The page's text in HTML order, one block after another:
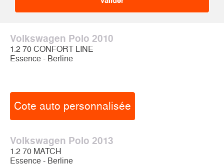
Volkswagen Polo 2010
1.2 70 CONFORT LINE
Essence - Berline
Cote auto personnalisée
Volkswagen Polo 2013
1.2 70 MATCH
Essence - Berline